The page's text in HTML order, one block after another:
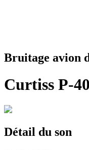
Bruitage avion
Curtiss P-
Détail du son